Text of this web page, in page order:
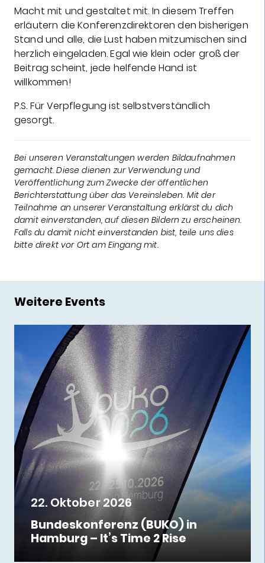
Macht mit und gestaltet mit. In diesem Treffen
erläutern die Konferenzdirektoren den bisherigen
Stand und alle, die Lust haben mitzumischen sind
herzlich eingeladen. Egal wie klein oder groß der
Beitrag scheint, jede helfende Hand ist
willkommen!
P.S. Für Verpflegung ist selbstverständlich
gesorgt.
Bei unseren Veranstaltungen werden Bildaufnahmen
gemacht. Diese dienen zur Verwendung und
Veröffentlichung zum Zwecke der öffentlichen
Berichterstattung über das Vereinsleben. Mit der
Teilnahme an unserer Veranstaltung erklärst du dich
damit einverstanden, auf diesen Bildern zu erscheinen.
Falls du damit nicht einverstanden bist, teile uns dies
bitte direkt vor Ort am Eingang mit.
Weitere Events
22. Oktober 2026
Bundeskonferenz (BUKO) in
Hamburg – It’s Time 2 Rise